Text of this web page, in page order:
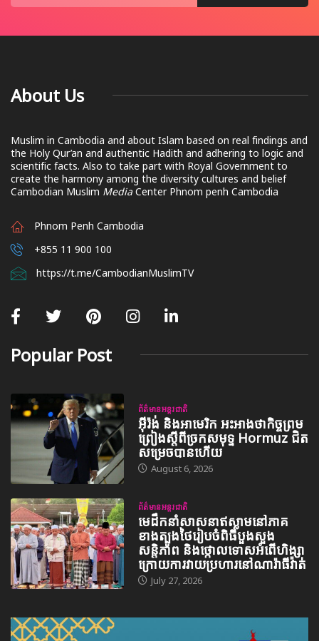
About Us
Muslim in Cambodia and about Islam based on real findings and
the Holy Qur’an and authentic Hadith and adhering to logic and
scientific facts. Also to take part with Royal Government to
create the harmony among the diversity cultures and belief
Cambodian Muslim Media Center Phnom penh Cambodia
Phnom Penh Cambodia
+855 11 900 100
https://t.me/CambodianMuslimTV
Popular Post
ព័ត៌មានអន្តរជាតិ
អ៊ីរ៉ង់ និងអាមេរិក អះអាងថាកិច្ចព្រម
ព្រៀងស្តីពីច្រកសមុទ្ទ Hormuz ជិត
សម្រេចបានហើយ
August 6, 2026
ព័ត៌មានអន្តរជាតិ
មេដឹកនាំសាសនាឥស្លាមនៅភាគ
ខាងត្បូងថៃរៀបចំពិធីបួងសួង
សន្តិភាព និងថ្កោលទោសអំពើហិង្សា
ក្រោយការវាយប្រហារនៅណារ៉ាធីវ៉ាត់
July 27, 2026